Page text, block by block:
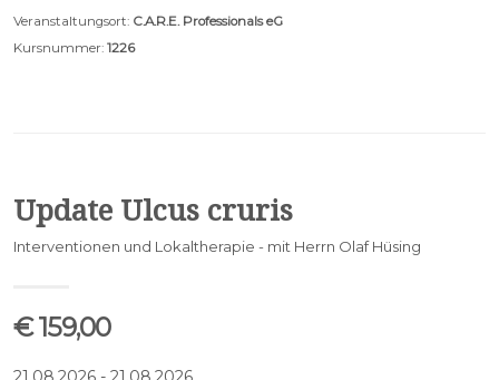
Veranstaltungsort: C.A.R.E. Professionals eG
Kursnummer: 1226
Update Ulcus cruris
Interventionen und Lokaltherapie - mit Herrn Olaf Hüsing
€ 159,00